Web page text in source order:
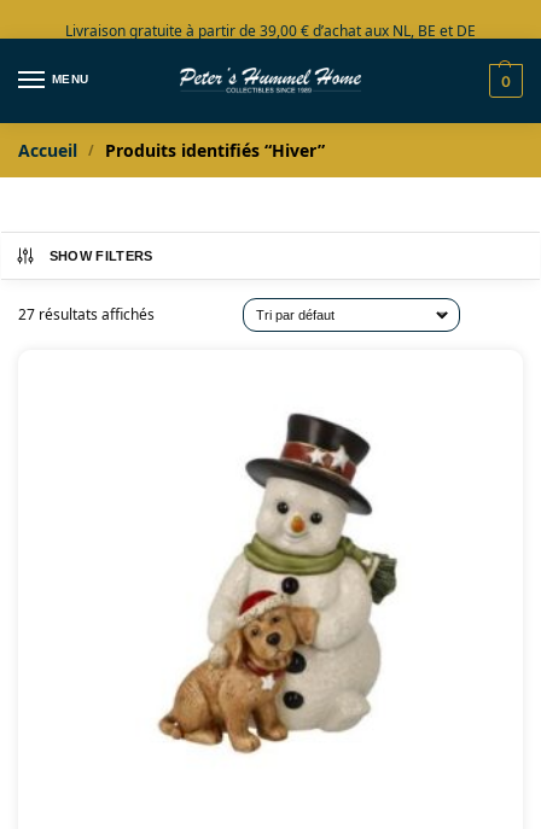
Livraison gratuite à partir de 39,00 € d’achat aux NL, BE et DE
Grand choix en stock
MENU 0
Accueil / Produits identifiés “Hiver”
SHOW FILTERS
27 résultats affichés